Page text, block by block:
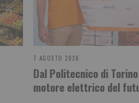
7 AGOSTO 2026
Dal Politecnico di
motore elettrico del